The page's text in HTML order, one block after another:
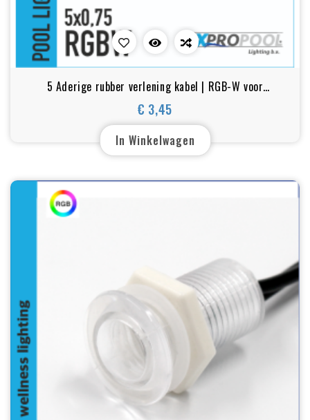
5 Aderige rubber verlening kabel | RGB-W voor
zwembadlampen
€ 3,45
Prijs
In Winkelwagen